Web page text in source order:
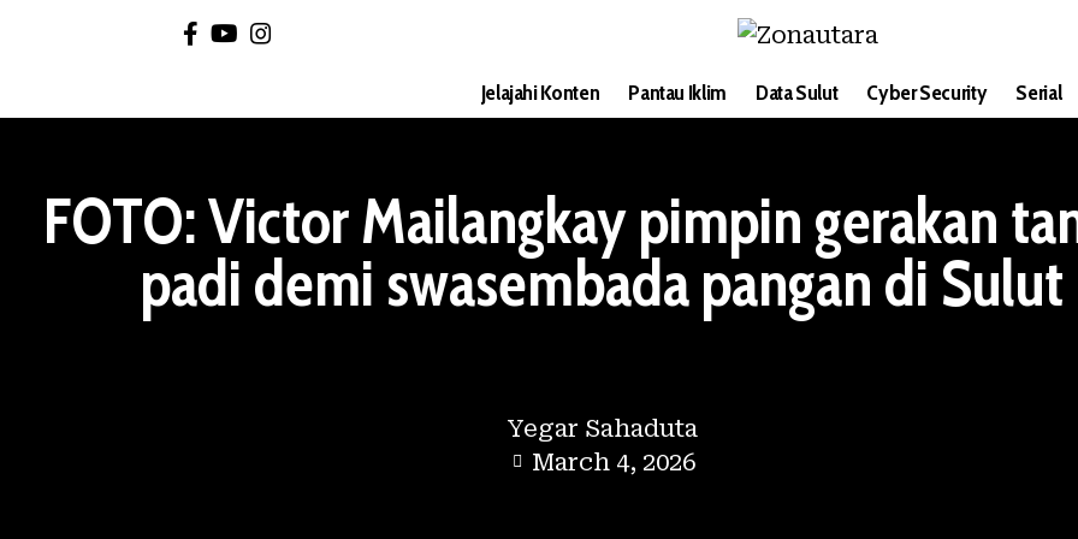
Jelajahi Konten Pantau Iklim Data Sulut Cyber Security Serial
FOTO: Victor Mailangkay pimpin gerakan
padi demi swasembada pangan di Sulut
Yegar Sahaduta
March 4, 2026